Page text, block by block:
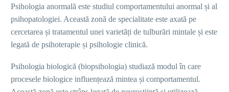
Psihologia anormală este studiul comportamentului anormal și al
psihopatologiei. Această zonă de specialitate este axată pe
cercetarea și tratamentul unei varietăți de tulburări mintale și este
legată de psihoterapie și psihologie clinică.
Psihologia biologică (biopsihologia) studiază modul în care
procesele biologice influențează mintea și comportamentul.